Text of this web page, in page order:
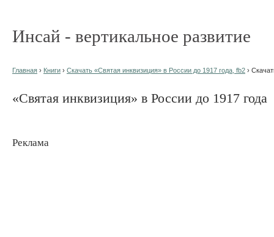
Инсай - вертикальное развитие
Главная › Книги › Скачать «Святая инквизиция» в России до 1917 года, fb2 ›
«Святая инквизиция» в России до 1917 года
Реклама